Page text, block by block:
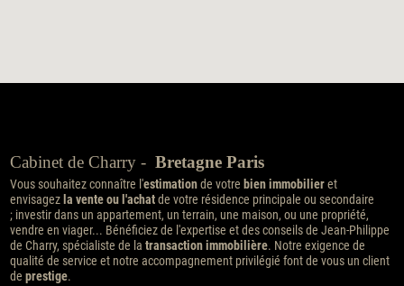
Cabinet de Charry - Bretagne Paris
Vous souhaitez connaître l'estimationde votre bien immobilieret
envisagezla vente ou l'achatde votre résidence principale ou secondaire
; investir dans un appartement, un terrain, une maison, ou une propriété,
vendre en viager... Bénéficiez de l'expertise et des conseils de Jean-Philippe
de Charry, spécialiste de la transaction immobilière. Notre exigence de
qualité de service et notre accompagnement privilégié font de vous un client
de prestige.